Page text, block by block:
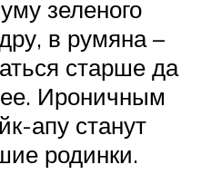
зеленого
в румяна –
старше да
Ироничным
апу станут
родинки.